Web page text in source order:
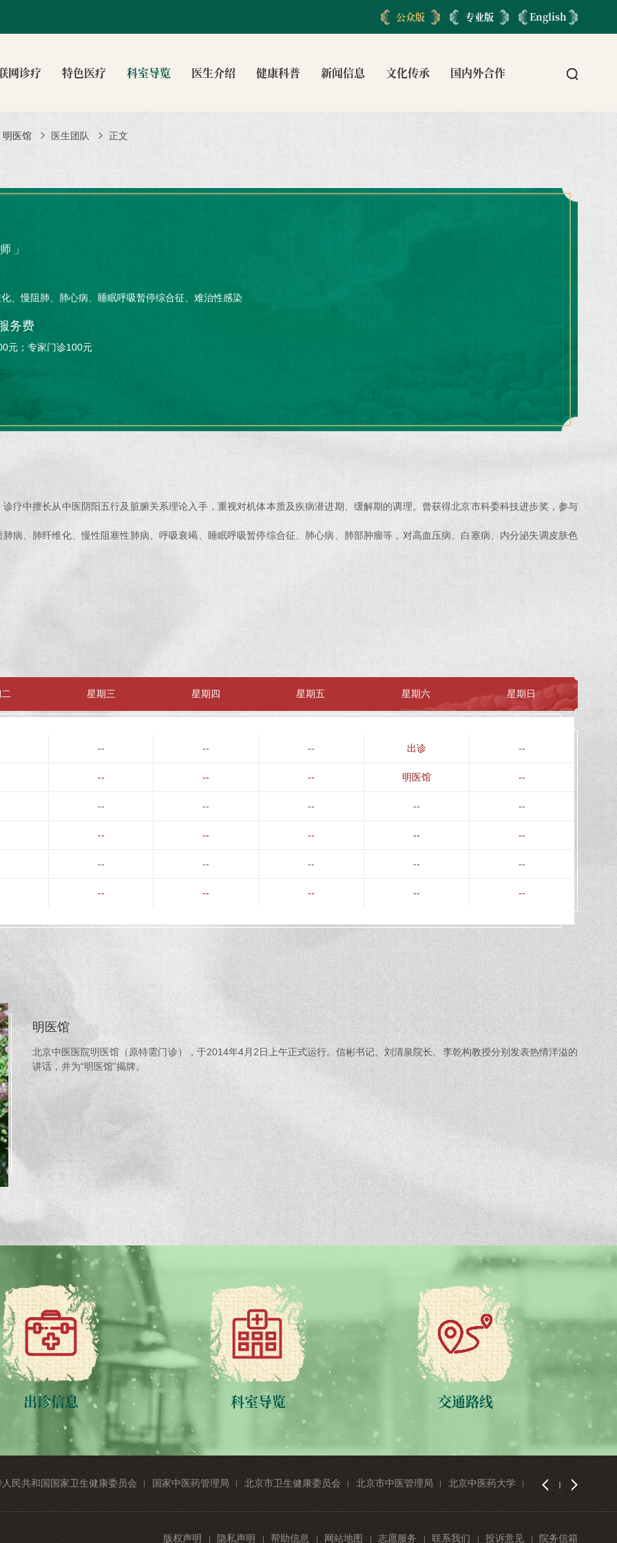
公众版 专业版 English
网诊疗 特色医疗 科室导览 医生介绍 健康科普 新闻信息 文化传承 国内外合作
明医馆 医生团队 正文
」
、慢阻肺、肺心病、睡眠呼吸暂停综合征、难治性感染
务费
元；专家门诊100元
疗中擅长从中医阴阳五行及脏腑关系理论入手，重视对机体本质及疾病潜进期、缓解期的调理。曾获得北京市科委科技进步奖，参与
病、肺纤维化、慢性阻塞性肺病、呼吸衰竭、睡眠呼吸暂停综合征、肺心病、肺部肿瘤等，对高血压病、白塞病、内分泌失调皮肤色
星期三 星期四 星期五 星期六 星期日
-- -- -- 出诊 --
-- -- -- 明医馆 --
-- -- -- -- --
-- -- -- -- --
-- -- -- -- --
-- -- -- -- --
明医馆
北京中医医院明医馆（原特需门诊），于2014年4月2日上午正式运行。信彬书记、刘清泉院长、李乾构教授分别发表热情洋溢的
讲话，并为“明医馆”揭牌。
出诊信息 科室导览 交通路线
民共和国国家卫生健康委员会 国家中医药管理局 北京市卫生健康委员会 北京市中医管理局 北京中医药大学 首都医科大学
版权声明 隐私声明 帮助信息 网站地图 志愿服务 联系我们 投诉意见 院务信箱